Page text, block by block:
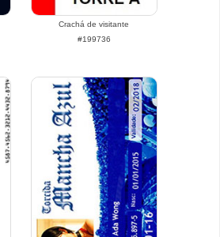
Crachá de visitante
#199736